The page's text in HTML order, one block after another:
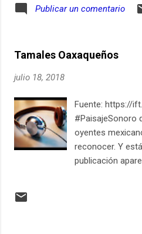
06:45PM
Publicar un comentario
Tamales Oaxaqueños
julio 18, 2018
Fuente: https://
#PaisajeSonoro
oyentes
reconocer. Y
publicación
LocutorCo